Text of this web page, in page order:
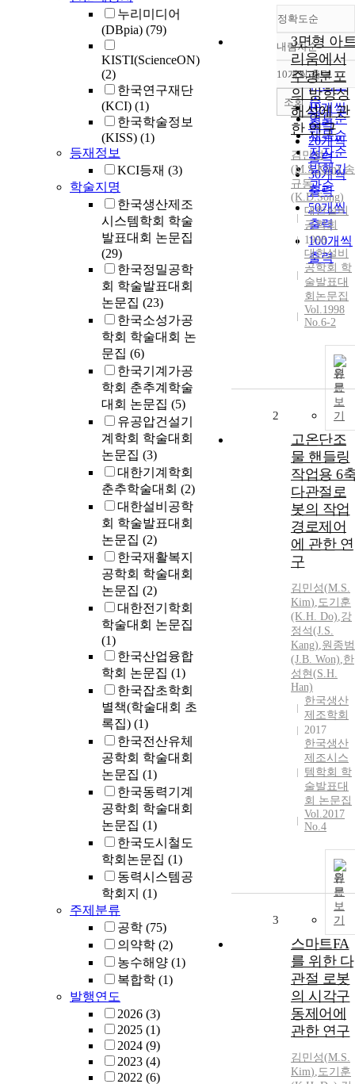
누리미디어
(DBpia) (79)
KISTI(ScienceON)
(2)
한국연구재단
(KCI) (1)
한국학술정보
(KISS) (1)
등재정보
KCI등재 (3)
학술지명
한국생산제조
시스템학회 학술
발표대회 논문집
(29)
한국정밀공학
회 학술발표대회
논문집 (23)
한국소성가공
학회 학술대회 논
문집 (6)
한국기계가공
학회 춘추계학술
대회 논문집 (5)
유공압건설기
계학회 학술대회
논문집 (3)
대한기계학회
춘추학술대회 (2)
대한설비공학
회 학술발표대회
논문집 (2)
한국재활복지
공학회 학술대회
논문집 (2)
대한전기학회
학술대회 논문집
(1)
한국산업융합
학회 논문집 (1)
한국잡초학회
별책(학술대회 초
록집) (1)
한국전산유체
공학회 학술대회
논문집 (1)
한국동력기계
공학회 학술대회
논문집 (1)
한국도시철도
학회논문집 (1)
동력시스템공
학회지 (1)
주제분류
공학 (75)
의약학 (2)
농수해양 (1)
복합학 (1)
발행연도
2026 (3)
2025 (1)
2024 (9)
2023 (4)
2022 (6)
정확도순
정확도
순
인기도
순
연도순
제목순
저자순
발행기
관순
내림차순
내림차
10개씩 출력
10개씩
출력
20개씩
출력
30개씩
출력
50개씩
출력
100개씩
출력
조회
3면형 아
리움에서
주광분포
의 방향성
해석에 관
한 연구
김민성
(M.S.Kim),송
규동
(K.D.Song)
대한설비
공학회
1998
대한설비
공학회 학
술발표대
회논문집
Vol.1998
No.6-2
원
문
보
기
2
고온단조
물 핸들링
작업용 6
다관절로
봇의 작업
경로제어
에 관한 연
구
김민성(M.S.
Kim),도기훈
(K.H. Do),강
정석(J.S.
Kang),원종범
(J.B. Won),한
성현(S.H.
Han)
한국생산
제조학회
2017
한국생산
제조시스
템학회 학
술발표대
회 논문집
Vol.2017
No.4
원
문
보
기
3
스마트FA
를 위한 다
관절 로봇
의 시각구
동제어에
관한 연구
김민성(M.S.
Kim),도기훈